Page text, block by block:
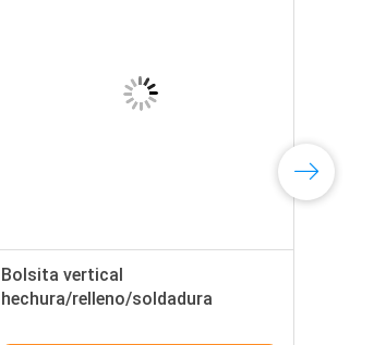
Bolsita vertical
hechura/relleno/soldadura